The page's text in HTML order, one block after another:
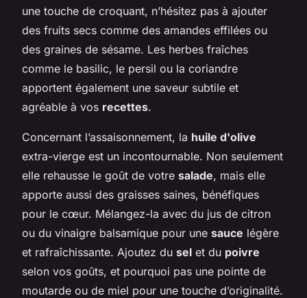
une touche de croquant, n’hésitez pas à ajouter
des fruits secs comme des amandes effilées ou
des graines de sésame. Les herbes fraîches
comme le basilic, le persil ou la coriandre
apportent également une saveur subtile et
agréable à vos recettes.
Concernant l’assaisonnement, la huile d'olive
extra-vierge est un incontournable. Non seulement
elle rehausse le goût de votre salade, mais elle
apporte aussi des graisses saines, bénéfiques
pour le cœur. Mélangez-la avec du jus de citron
ou du vinaigre balsamique pour une sauce légère
et rafraîchissante. Ajoutez du sel et du poivre
selon vos goûts, et pourquoi pas une pointe de
moutarde ou de miel pour une touche d’originalité.